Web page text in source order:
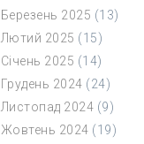
Березень 2025 (13)
Лютий 2025 (15)
Січень 2025 (14)
Грудень 2024 (24)
Листопад 2024 (9)
Жовтень 2024 (19)